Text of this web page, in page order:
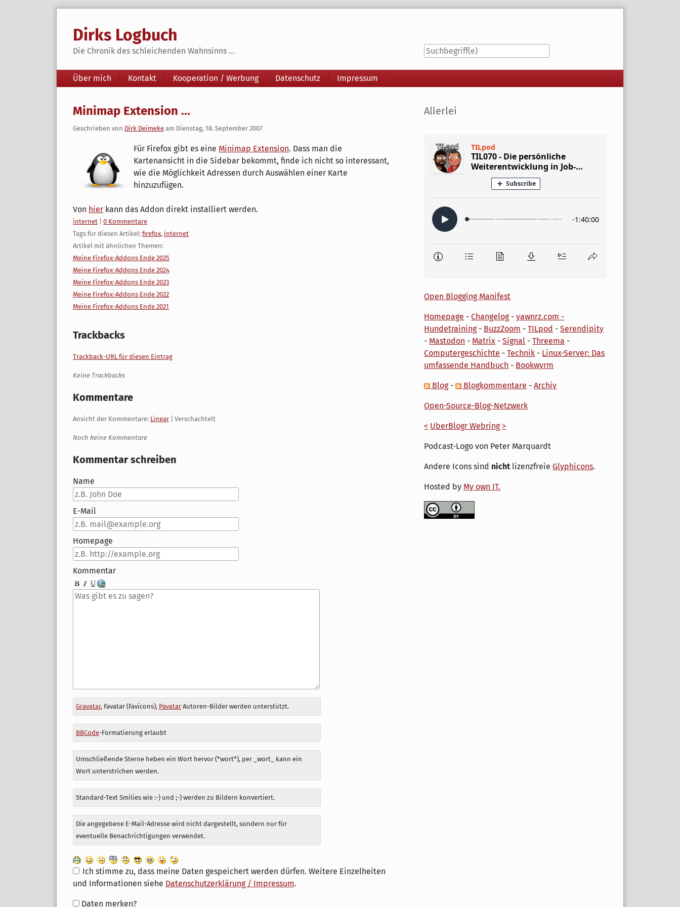
Dirks Logbuch
Die Chronik des schleichenden Wahnsinns ...
Navigation
Über mich Kontakt Kooperation / Werbung Datenschutz Impressum
Minimap Extension ...
Geschrieben von Dirk Deimeke am Dienstag, 18. September 2007
Für Firefox gibt es eine Minimap Extension. Dass man die
Kartenansicht in die Sidebar bekommt, finde ich nicht so interessant,
wie die Möglichkeit Adressen durch Auswählen einer Karte
hinzuzufügen.
Von hier kann das Addon direkt installiert werden.
Kategorien:
internet
0 Kommentare
Tags für diesen Artikel: firefox, internet
Artikel mit ähnlichen Themen:
Meine Firefox-Addons Ende 2025
Meine Firefox-Addons Ende 2024
Meine Firefox-Addons Ende 2023
Meine Firefox-Addons Ende 2022
Meine Firefox-Addons Ende 2021
Trackbacks
Trackback-URL für diesen Eintrag
Keine Trackbacks
Kommentare
Ansicht der Kommentare: Linear | Verschachtelt
Noch keine Kommentare
Kommentar schreiben
Name
E-Mail
Homepage
Kommentar
Antwort
zu
Gravatar, Favatar (Favicons), PavatarAutoren-Bilder werden unterstützt.
BBCode-Formatierung erlaubt
Umschließende Sterne heben ein Wort hervor (*wort*), per _wort_ kann ein
Wort unterstrichen werden.
Standard-Text Smilies wie :-) und ;-) werden zu Bildern konvertiert.
Die angegebene E-Mail-Adresse wird nicht dargestellt, sondern nur für
eventuelle Benachrichtigungen verwendet.
Ich stimme zu, dass meine Daten gespeichert werden dürfen. Weitere Einzelheiten
und Informationen siehe Datenschutzerklärung / Impressum.
Formular-
Daten merken?
Seitenleiste
Allerlei
Open Blogging Manifest
Homepage -Changelog-yawnrz.com -
Hundetraining- BuzzZoom -TILpod -Serendipity
- Mastodon - Matrix -Signal -Threema -
Computergeschichte -Technik - Linux-Server: Das
umfassende Handbuch - Bookwyrm
Blog- Blogkommentare -Archiv
Open-Source-Blog-Netzwerk
< UberBlogr Webring >
Podcast-Logo von Peter Marquardt
Andere Icons sind nicht lizenzfreieGlyphicons.
Hosted by My own IT.